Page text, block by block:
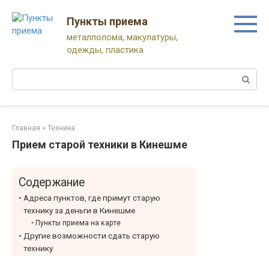
контенту
Пункты приема
металлолома, макулатуры,
одежды, пластика
Поиск:
Главная » Техника
Прием старой техники в Кинешме
Содержание
Адреса пунктов, где примут старую
технику за деньги в Кинешме
Пункты приема на карте
Другие возможности сдать старую
технику